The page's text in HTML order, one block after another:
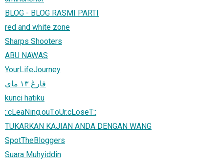
BLOG - BLOG RASMI PARTI
red and white zone
Sharps Shooters
ABU NAWAS
YourLifeJourney
فارڠ ۱۳ ماي
kunci hatiku
::cLeaNing.ouT.oUr.cLoseT::
TUKARKAN KAJIAN ANDA DENGAN WANG
SpotTheBloggers
Suara Muhyiddin